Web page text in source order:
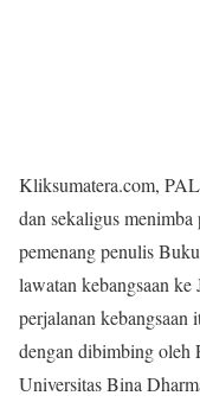
Kliksumatera.com,
dan sekaligus menimba
pemenang penulis
lawatan kebangsaan ke
perjalanan kebangsaan
dengan dibimbing oleh
Universitas Bina